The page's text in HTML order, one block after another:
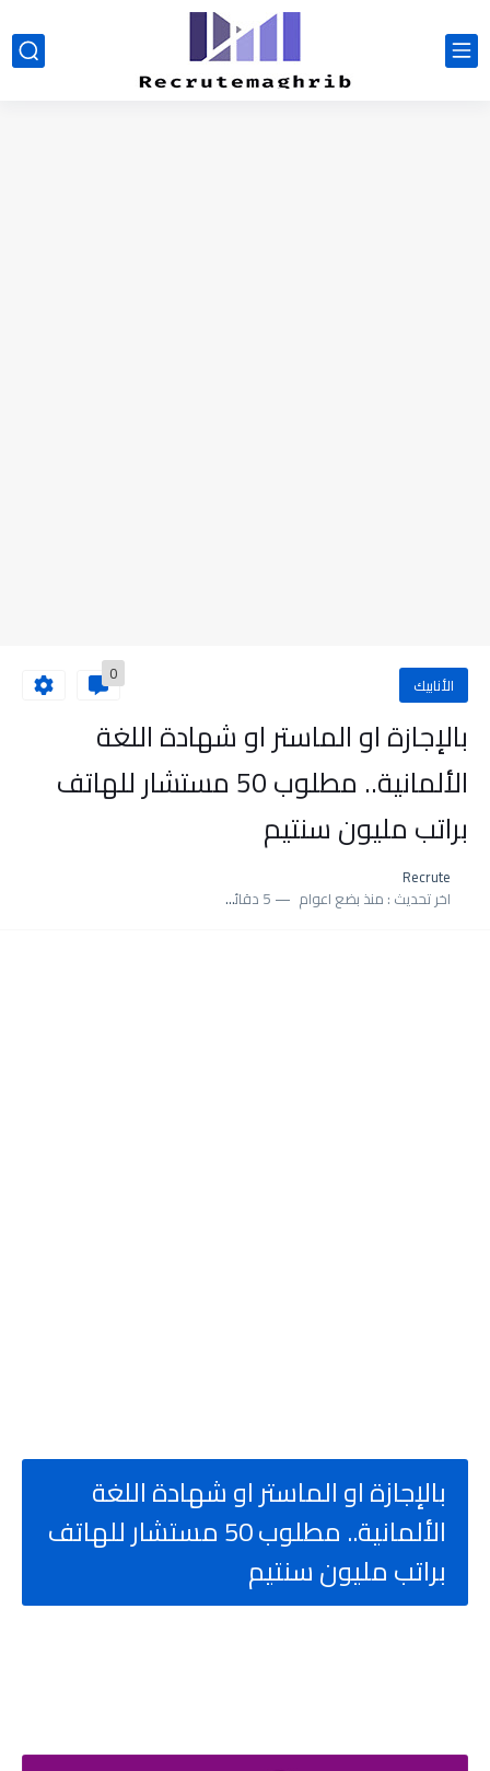
الأنابيك 0
بالإجازة او الماستر او شهادة اللغة
الألمانية.. مطلوب 50 مستشار للهاتف
براتب مليون سنتيم
Recrute
اخر تحديث : منذ بضع اعوام 5 دقائق للقراءة
بالإجازة او الماستر او شهادة اللغة
الألمانية.. مطلوب 50 مستشار للهاتف
براتب مليون سنتيم